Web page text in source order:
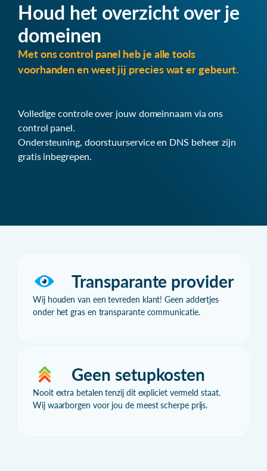
Houd het overzicht over je
domeinen
Met ons control panel heb je alle tools
voorhanden en weet jij precies wat er gebeurt.
Volledige controle over jouw domeinnaam via ons
control panel.
Ondersteuning, doorstuurservice en DNS beheer zijn
gratis inbegrepen.
Transparante provider
Wij houden van een tevreden klant! Geen addertjes
onder het gras en transparante communicatie.
Geen setupkosten
Nooit extra betalen tenzij dit expliciet vermeld staat.
Wij waarborgen voor jou de meest scherpe prijs.